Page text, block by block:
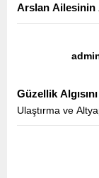
Arslan Ailesinin
Güzellik
Ulaştırma ve
büyüklüğü ve